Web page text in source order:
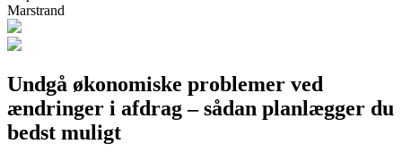
Marstrand
Undgå økonomiske problemer ved
ændringer i afdrag – sådan planlægger du
bedst muligt